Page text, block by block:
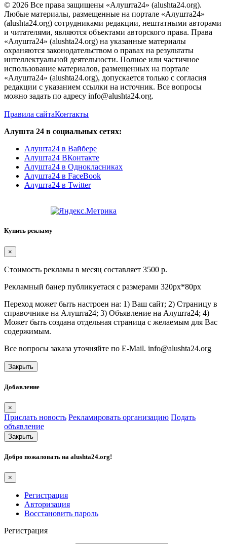
© 2026 Все права защищены «Алушта24» (alushta24.org).
Любые материалы, размещенные на портале «Алушта24»
(alushta24.org) сотрудниками редакции, нештатными авторами
и читателями, являются объектами авторского права. Права
«Алушта24» (alushta24.org) на указанные материалы
охраняются законодательством о правах на результаты
интеллектуальной деятельности. Полное или частичное
использование материалов, размещенных на портале
«Алушта24» (alushta24.org), допускается только с согласия
редакции с указанием ссылки на источник. Все вопросы
можно задать по адресу info@alushta24.org.
Правила сайтаКонтакты
Алушта 24 в социальных сетях:
Алушта24 в Вайбере
Алушта24 ВКонтакте
Алушта24 в Однокласниках
Алушта24 в FaceBook
Алушта24 в Twitter
Купить рекламу
×
Стоимость рекламы в месяц составляет 3500 р.
Рекламный банер публикуетася с размерами 320px*80px
Переход может быть настроен на: 1) Ваш сайт; 2) Страницу в
справочнике на Алушта24; 3) Объявление на Алушта24; 4)
Может быть создана отдельная страница с желаемым для Вас
содержимым.
Все вопросы заказа уточняйте по E-Mail. info@alushta24.org
Закрыть
Добавление
×
Прислать новость Рекламировать организацию Подать
объявление
Закрыть
Добро пожаловать на alushta24.org!
×
Регистрация
Авторизация
Восстановить пароль
Регистрация